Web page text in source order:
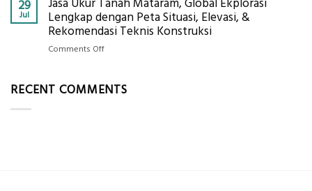
m²
untuk
Solusi
Pemetaan
Presisi
Mendapatkan
Posisi
Migas
29
Jul
Jasa Ukur Tanah Mataram, Global Ekplorasi
Lengkap dengan Peta Situasi, Elevasi, &
Rekomendasi Teknis Konstruksi
Comments Offon
Tanah
RECENT COMMENTS